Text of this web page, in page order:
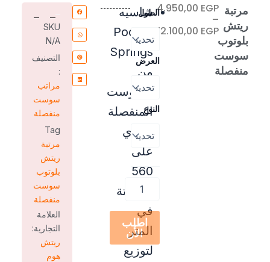
مرتبة
ريتش
بلوتوب
سوست
منفصلة
4.950,00 EGP
–
12.100,00 EGP
نطاق
السعر:
من
خلال
شاسيه
Pocket
Springs
من
السوست
المنفصلة
يحتوي
على
560
سوستة
في
المتر
لتوزيع
الطول
العرض
النوع
كمية
مرتبة
بلوتوب
سوست
منفصلة
اطلب
الأن
SKU
N/A
التصنيف
:
مراتب
سوست
منفصلة
Tag
مرتبة
ريتش
بلوتوب
سوست
منفصلة
العلامة
التجارية:
ريتش
هوم